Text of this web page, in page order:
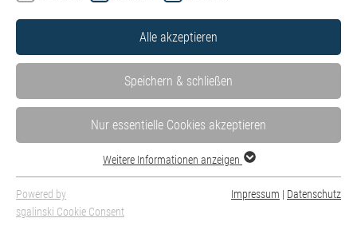
Alle akzeptieren
Speichern & schließen
Nur essentielle Cookies akzeptieren
Weitere Informationen anzeigen
Powered by
sgalinski Cookie Consent
Impressum | Datenschutz